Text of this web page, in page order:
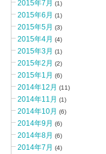
2015年7月 (1)
2015年6月 (1)
2015年5月 (3)
2015年4月 (4)
2015年3月 (1)
2015年2月 (2)
2015年1月 (6)
2014年12月 (11)
2014年11月 (1)
2014年10月 (6)
2014年9月 (6)
2014年8月 (6)
2014年7月 (4)